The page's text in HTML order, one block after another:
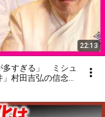
22:13
多すぎる」 ミシュ
」村田吉弘の信念
託すバトン｜